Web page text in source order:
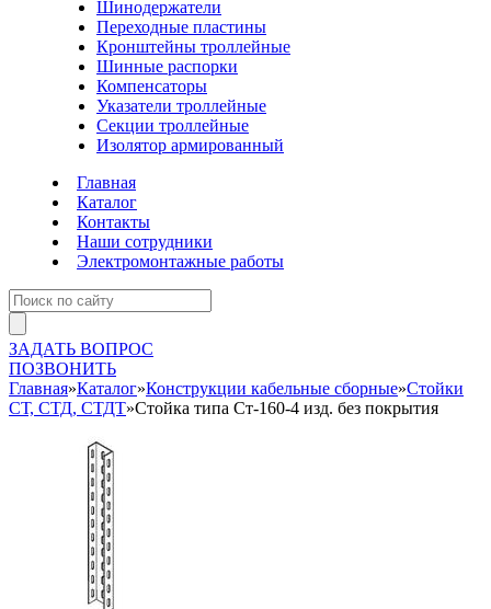
Шинодержатели
Переходные пластины
Кронштейны троллейные
Шинные распорки
Компенсаторы
Указатели троллейные
Секции троллейные
Изолятор армированный
Главная
Каталог
Контакты
Наши сотрудники
Электромонтажные работы
ЗАДАТЬ ВОПРОС
ПОЗВОНИТЬ
Главная»Каталог»Конструкции кабельные сборные»Стойки
СТ, СТД, СТДТ»Стойка типа Ст-160-4 изд. без покрытия